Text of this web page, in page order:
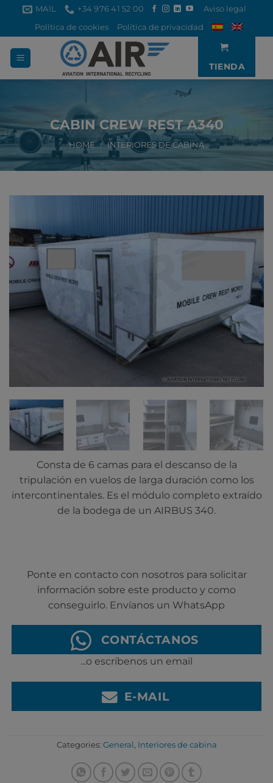
Saltar
contenido
MAIL +34 976 41 52 00
Aviso legal
Política de cookies
Política de privacidad
TIENDA
CABIN CREW REST A340
HOME / INTERIORES DE CABINA
Consta de 6 camas para el descanso de la
tripulación en vuelos de larga duración como los
intercontinentales. Es el módulo completo extraído
de la bodega de un AIRBUS 340.
Ponte en contacto con nosotros para solicitar
información sobre este producto y como
conseguirlo. Envíanos un WhatsApp
CONTÁCTANOS
...o escríbenos un email
E-MAIL
Categories: General , Interiores de cabina